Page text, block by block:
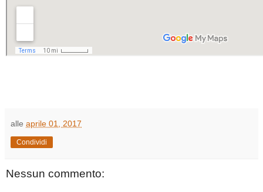
alle aprile 01, 2017
Condividi
Nessun commento: